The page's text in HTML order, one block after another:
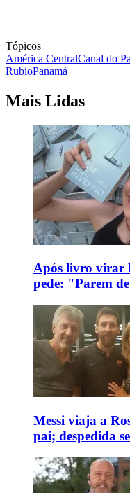
Tópicos
América CentralCanal do
RubioPanamá
Mais Lidas
Após livro virar
pede: "Parem
Messi viaja a
pai; despedida